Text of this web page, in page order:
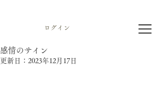
ログイン
感情のサイン
更新日： 2023年12月17日